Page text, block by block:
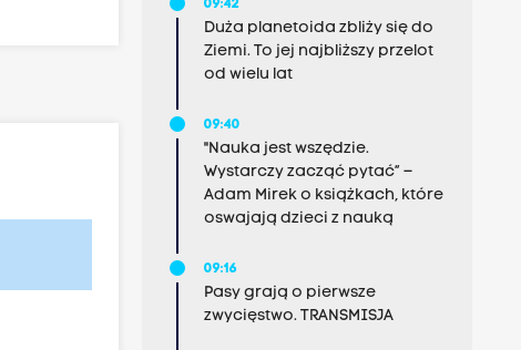
09:42
Duża planetoida zbliży się do
Ziemi. To jej najbliższy przelot
od wielu lat
09:40
"Nauka jest wszędzie.
Wystarczy zacząć pytać” –
Adam Mirek o książkach, które
oswajają dzieci z nauką
09:16
Pasy grają o pierwsze
zwycięstwo. TRANSMISJA